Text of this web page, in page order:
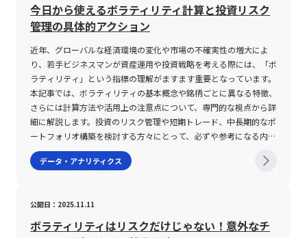
今日から使えるボラティリティ計算と投資リスク
管理の具体的アクション
近年、グローバルな経済環境の変化や市場の不確実性の増大によ
り、若手ビジネスマンが資産運用や投資戦略を考える際には、「ボ
ラティリティ」という指標の理解がますます重要となっています。
本記事では、ボラティリティの基本概念や銘柄ごとに異なる特徴、
さらには計算方法や活用上の注意点について、専門的な視点から詳
細に解説します。投資のリスク管理や短期トレード、中長期的なポ
ートフォリオ構築を検討する方々にとって、必ずや参考になる内容
となるでしょう。 ボラティリティとは ボラティリティとは、金融
市場における価格変動の度合いを示す指標であり、株式、債券、商
を数値化したもので、一般にパーセンテージや標準偏差といった形
で表現されます。例えば、ボラティリティが高い銘柄は、短時間で
データ・アナリティクス
公開日：2025.11.11
ボラティリティはリスクだけじゃない！意外なチ